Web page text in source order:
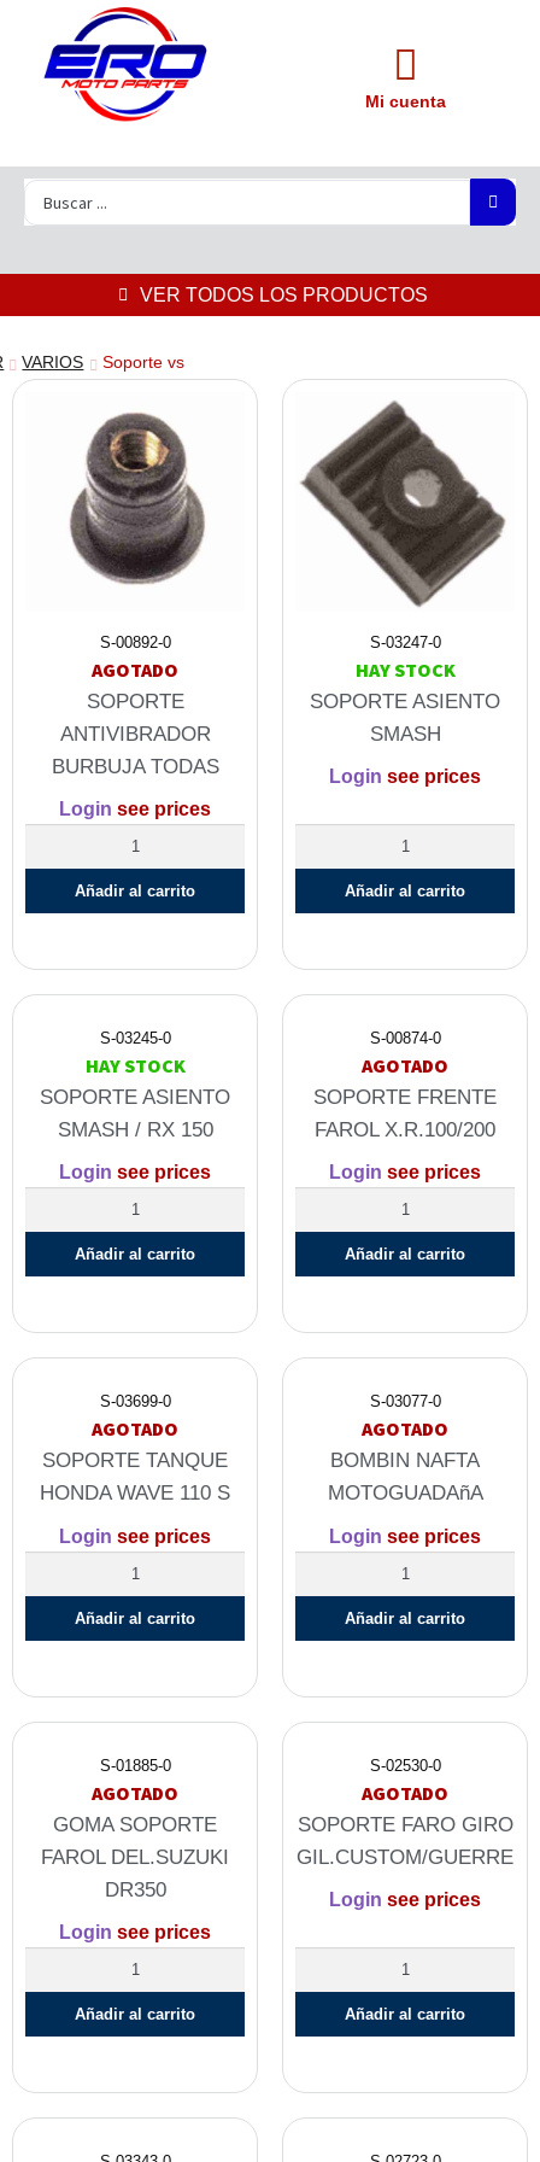
Mi cuenta
VER TODOS LOS PRODUCTOS
VARIOS Soporte vs
S-00892-0
AGOTADO
SOPORTE
ANTIVIBRADOR
BURBUJA TODAS
Login see prices
Añadir al carrito
S-03247-0
HAY STOCK
SOPORTE ASIENTO
SMASH
Login see prices
Añadir al carrito
S-03245-0
HAY STOCK
SOPORTE ASIENTO
SMASH / RX 150
Login see prices
Añadir al carrito
S-00874-0
AGOTADO
SOPORTE FRENTE
FAROL X.R.100/200
Login see prices
Añadir al carrito
S-03699-0
AGOTADO
SOPORTE TANQUE
HONDA WAVE 110 S
Login see prices
Añadir al carrito
S-03077-0
AGOTADO
BOMBIN NAFTA
MOTOGUADAñA
Login see prices
Añadir al carrito
S-01885-0
AGOTADO
GOMA SOPORTE
FAROL DEL.SUZUKI
DR350
Login see prices
Añadir al carrito
S-02530-0
AGOTADO
SOPORTE FARO GIRO
GIL.CUSTOM/GUERRE
Login see prices
Añadir al carrito